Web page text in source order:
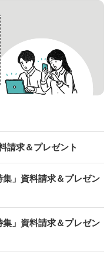
請求＆プレゼント
」資料請求＆プレゼン
」資料請求＆プレゼン